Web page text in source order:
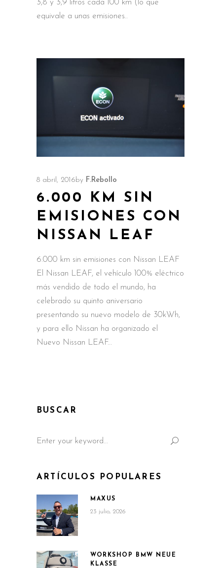
3,8 y 3,9 litros cada 100 km (lo que
equivale a unas emisiones
8 abril, 2016by F.Rebollo
6.000 KM SIN
EMISIONES CON
NISSAN LEAF
6.000 km sin emisiones con Nissan LEAF
El Nissan LEAF, el vehículo 100% eléctrico
más vendido de todo el mundo, ha
celebrado su quinto aniversario
presentando su nuevo modelo de 30kWh,
y para ello Nissan ha organizado el
Nuevo Nissan LEAF
BUSCAR
for:
ARTÍCULOS POPULARES
MAXUS
23 julio, 2026
WORKSHOP BMW NEUE
KLASSE